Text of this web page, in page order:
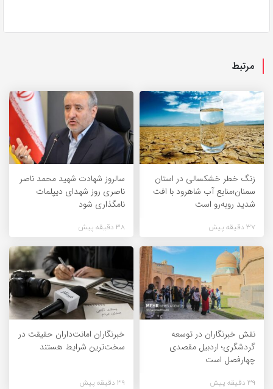
مرتبط
زنگ خطر خشکسالی در استان
سمنان؛منابع آب شاهرود با افت
شدید روبه‌رو است
37 دقیقه پیش
سالروز شهادت شهید محمد ناصر
ناصری روز شهدای دیپلمات
نامگذاری شود
38 دقیقه پیش
نقش خبرنگاران در توسعه
گردشگری؛ اردبیل مقصدی
چهارفصل است
39 دقیقه پیش
خبرنگاران امانت‌داران حقیقت در
سخت‌ترین شرایط هستند
39 دقیقه پیش